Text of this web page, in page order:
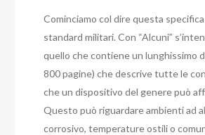
Cominciamo col dire questa
standard militari. Con “Alcuni”
quello che contiene un lunghissimo
800 pagine) che descrive tutte le
che un dispositivo del genere può
Questo può riguardare ambienti ad
corrosivo, temperature ostili o